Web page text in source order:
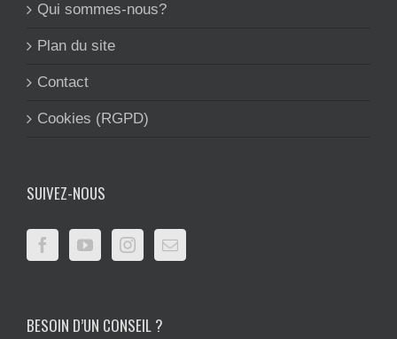
Qui sommes-nous?
Plan du site
Contact
Cookies (RGPD)
SUIVEZ-NOUS
BESOIN D’UN CONSEIL ?